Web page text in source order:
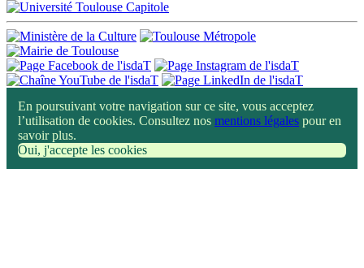
En poursuivant votre navigation sur ce site, vous acceptez
l’utilisation de cookies. Consultez nos mentions légales pour en
savoir plus.
Oui, j'accepte les cookies